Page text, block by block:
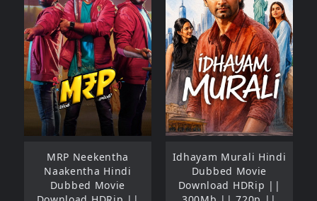
MRP Neekentha
Naakentha Hindi
Dubbed Movie
Idhayam Murali Hindi
Dubbed Movie
Download HDRip ||